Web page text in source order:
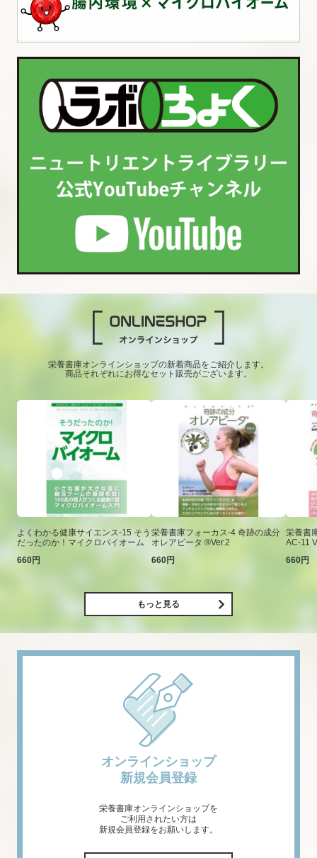
栄養書庫オンラインショップの新着商品をご紹介します。
商品それぞれにお得なセット販売がございます。
よくわかる健康サイエンス-15 そう
だったのか！マイクロバイオーム
660円
栄養書庫フォーカス-4 奇跡の成分
オレアビータ ®Ver.2
660円
栄養書
AC-11
660円
もっと見る
オンラインショップ
新規会員登録
栄養書庫オンラインショップを
ご利用されたい方は
新規会員登録をお願いします。